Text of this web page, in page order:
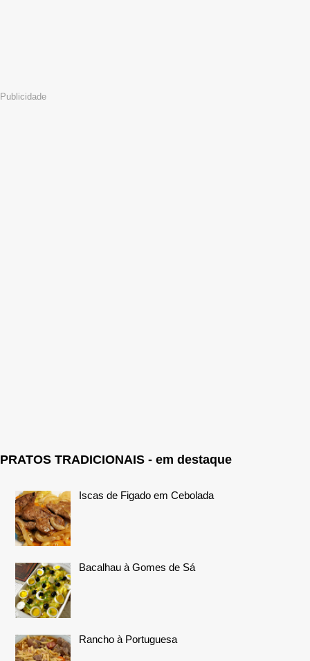
Publicidade
PRATOS TRADICIONAIS - em destaque
Iscas de Figado em Cebolada
Bacalhau à Gomes de Sá
Rancho à Portuguesa